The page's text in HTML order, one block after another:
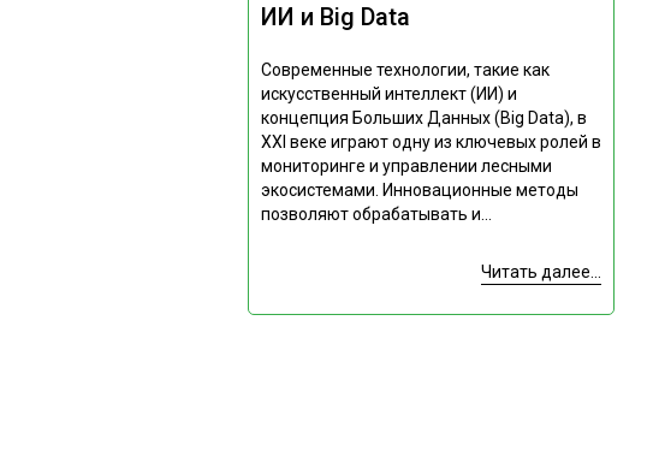
ИИ и Big Data
Современные технологии, такие как
искусственный интеллект (ИИ) и
концепция Больших Данных (Big Data), в
XXI веке играют одну из ключевых ролей в
мониторинге и управлении лесными
экосистемами. Инновационные методы
позволяют обрабатывать и...
Читать далее...